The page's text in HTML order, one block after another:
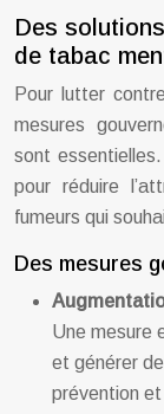
Des
de tabac
Pour lutter
mesures
sont
pour réduire
fumeurs qui
Des mesures
Une mesure
et générer
prévention